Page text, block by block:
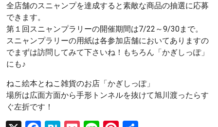
全店舗のスニャンプを達成すると素敵な商品の抽選に応募
できます。
第１回スニャンプラリーの開催期間は7/22～9/30まで。
スニャンプラリーの用紙は各参加店舗においてありますの
でまずは訪問してみて下さいね！もちろん「かぎしっぽ」
にも♪
ねこ絵本とねこ雑貨のお店「かぎしっぽ」
場所は広面方面から手形トンネルを抜けて旭川渡ったらす
ぐ左折です！